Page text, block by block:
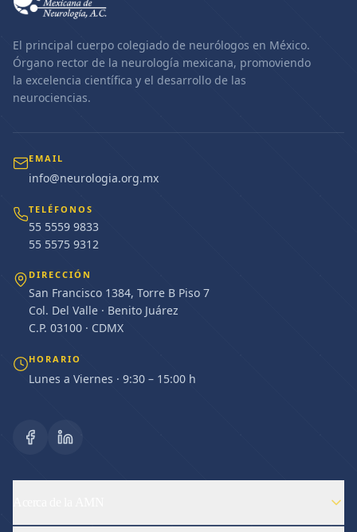
El principal cuerpo colegiado de neurólogos en México.
Órgano rector de la neurología mexicana, promoviendo
la excelencia científica y el desarrollo de las
neurociencias.
EMAIL
info@neurologia.org.mx
TELÉFONOS
55 5559 9833
55 5575 9312
DIRECCIÓN
San Francisco 1384, Torre B Piso 7
Col. Del Valle · Benito Juárez
C.P. 03100 · CDMX
HORARIO
Lunes a Viernes · 9:30 – 15:00 h